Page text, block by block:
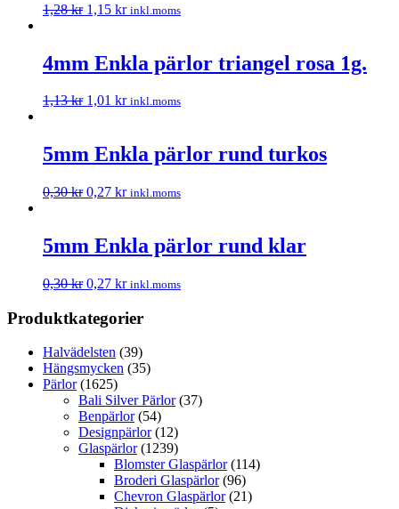
1,28kr 1,15 kr inkl.moms
4mm Enkla pärlor triangel rosa 1g.
1,13kr 1,01 kr inkl.moms
5mm Enkla pärlor rund turkos
0,30kr 0,27 kr inkl.moms
5mm Enkla pärlor rund klar
0,30kr 0,27 kr inkl.moms
Produktkategorier
Halvädelsten (39)
Hängsmycken (35)
Pärlor (1625)
Bali Silver Pärlor (37)
Benpärlor (54)
Designpärlor (12)
Glaspärlor (1239)
Blomster Glaspärlor (114)
Broderi Glaspärlor (96)
Chevron Glaspärlor (21)